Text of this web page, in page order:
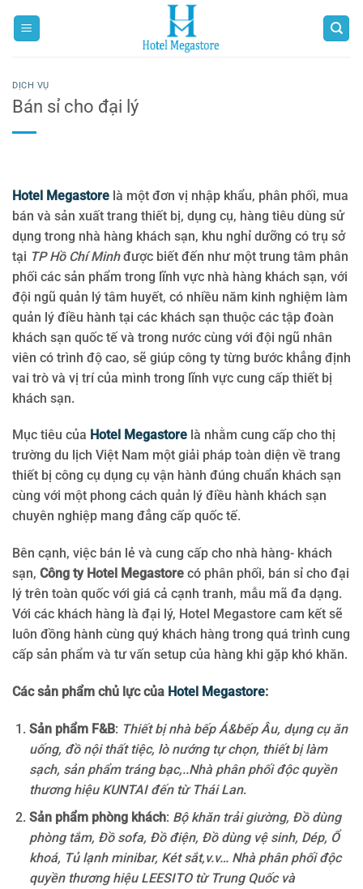
DỊCH VỤ
Bán sỉ cho đại lý
Hotel Megastore là một đơn vị nhập khẩu, phân phối, mua
bán và sản xuất trang thiết bị, dụng cụ, hàng tiêu dùng sử
dụng trong nhà hàng khách sạn, khu nghỉ dưỡng có trụ sở
tại TP Hồ Chí Minhđược biết đến như một trung tâm phân
phối các sản phẩm trong lĩnh vực nhà hàng khách sạn, với
đội ngũ quản lý tâm huyết, có nhiều năm kinh nghiệm làm
quản lý điều hành tại các khách sạn thuộc các tập đoàn
khách sạn quốc tế và trong nước cùng với đội ngũ nhân
viên có trình độ cao, sẽ giúp công ty từng bước khẳng định
vai trò và vị trí của mình trong lĩnh vực cung cấp thiết bị
khách sạn.
Mục tiêu của Hotel Megastore là nhằm cung cấp cho thị
trường du lịch Việt Nam một giải pháp toàn diện về trang
thiết bị công cụ dụng cụ vận hành đúng chuẩn khách sạn
cùng với một phong cách quản lý điều hành khách sạn
chuyên nghiệp mang đẳng cấp quốc tế.
Bên cạnh, việc bán lẻ và cung cấp cho nhà hàng- khách
sạn, Công ty Hotel Megastore có phân phối, bán sỉ cho đại
lý trên toàn quốc với giá cả cạnh tranh, mẫu mã đa dạng.
Với các khách hàng là đại lý, Hotel Megastore cam kết sẽ
luôn đồng hành cùng quý khách hàng trong quá trình cung
cấp sản phẩm và tư vấn setup của hàng khi gặp khó khăn.
Các sản phẩm chủ lực của Hotel Megastore:
Sản phẩm F&B: Thiết bị nhà bếp Á&bếp Âu, dụng cụ ăn
uống, đồ nội thất tiệc, lò nướng tự chọn, thiết bị làm
sạch, sản phẩm tráng bạc,..Nhà phân phối độc quyền
thương hiệu KUNTAI đến từ Thái Lan.
Sản phẩm phòng khách: Bộ khăn trải giường, Đồ dùng
phòng tắm, Đồ sofa, Đồ điện, Đồ dùng vệ sinh, Dép, Ổ
khoá, Tủ lạnh minibar, Két sắt,v.v… Nhà phân phối độc
quyền thương hiệu LEESITO từ Trung Quốc và